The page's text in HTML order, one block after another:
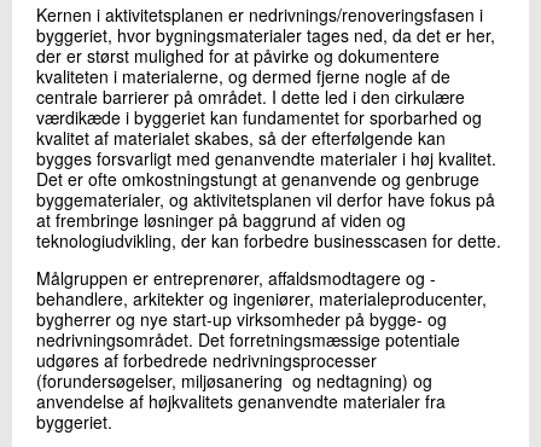
+45 72 20 22 20
Send e-mail
Skriv til mig
Send
Kernen i aktivitetsplanen er nedrivnings/renoveringsfasen i
byggeriet, hvor bygningsmaterialer tages ned, da det er her,
der er størst mulighed for at påvirke og dokumentere
kvaliteten i materialerne, og dermed fjerne nogle af de
centrale barrierer på området. I dette led i den cirkulære
værdikæde i byggeriet kan fundamentet for sporbarhed og
kvalitet af materialet skabes, så der efterfølgende kan
bygges forsvarligt med genanvendte materialer i høj kvalitet.
Det er ofte omkostningstungt at genanvende og genbruge
byggematerialer, og aktivitetsplanen vil derfor have fokus på
at frembringe løsninger på baggrund af viden og
teknologiudvikling, der kan forbedre businesscasen for dette.
Målgruppen er entreprenører, affaldsmodtagere og -
behandlere, arkitekter og ingeniører, materialeproducenter,
bygherrer og nye start-up virksomheder på bygge- og
nedrivningsområdet. Det forretningsmæssige potentiale
udgøres af forbedrede nedrivningsprocesser
(forundersøgelser, miljøsanering og nedtagning) og
anvendelse af højkvalitets genanvendte materialer fra
byggeriet.